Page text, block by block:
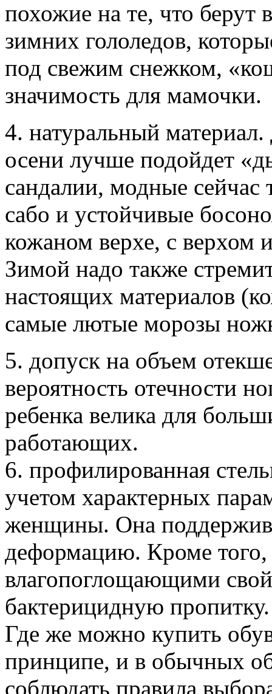
похожие на те, что берут
зимних гололедов,
под свежим снежком,
значимость для мамочки.
4. натуральный
осени лучше подойдет
сандалии, модные сейчас
сабо и устойчивые
кожаном верхе, с верхом
Зимой надо также
настоящих материалов
самые лютые морозы
5. допуск на объем
вероятность отечности
ребенка велика для
работающих.
6. профилированная
учетом характерных
женщины. Она
деформацию. Кроме того,
влагопоглощающими
бактерицидную пропитку.
Где же можно купить
принципе, и в обычных
соблюдать правила